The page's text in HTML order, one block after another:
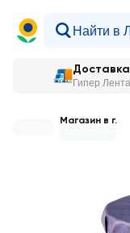
Доставка
Гипер Лента
Магазин в г.